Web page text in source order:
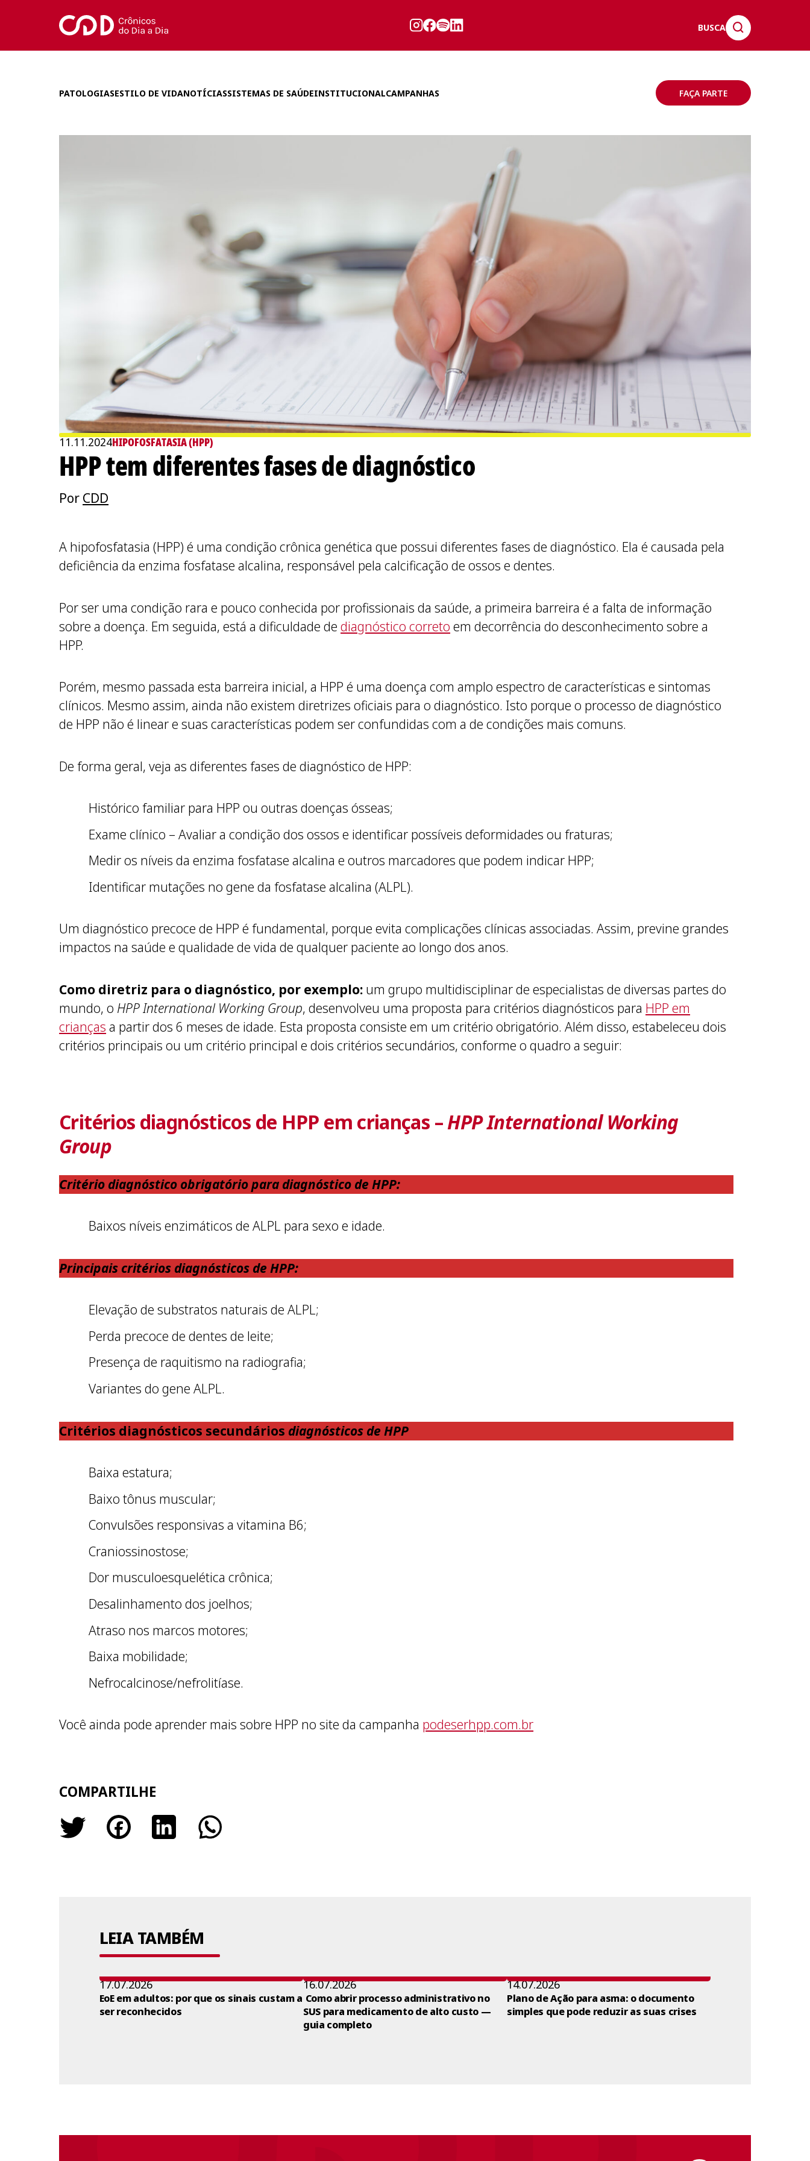
BUSCA
PATOLOGIASESTILO DE VIDANOTÍCIASSISTEMAS DE SAÚDEINSTITUCIONALCAMPANHAS FAÇA PARTE
11.11.2024HIPOFOSFATASIA (HPP)
HPP tem diferentes fases de diagnóstico
Por CDD
A hipofosfatasia (HPP) é uma condição crônica genética que possui diferentes fases de diagnóstico. Ela é causada pela
deficiência da enzima fosfatase alcalina, responsável pela calcificação de ossos e dentes.
Por ser uma condição rara e pouco conhecida por profissionais da saúde, a primeira barreira é a falta de informação
sobre a doença. Em seguida, está a dificuldade dediagnóstico correto em decorrência do desconhecimento sobre a
HPP.
Porém, mesmo passada esta barreira inicial, a HPP é uma doença com amplo espectro de características e sintomas
clínicos. Mesmo assim, ainda não existem diretrizes oficiais para o diagnóstico. Isto porque o processo de diagnóstico
de HPP não é linear e suas características podem ser confundidas com a de condições mais comuns.
De forma geral, veja as diferentes fases de diagnóstico de HPP:
Histórico familiar para HPP ou outras doenças ósseas;
Exame clínico – Avaliar a condição dos ossos e identificar possíveis deformidades ou fraturas;
Medir os níveis da enzima fosfatase alcalina e outros marcadores que podem indicar HPP;
Identificar mutações no gene da fosfatase alcalina (ALPL).
Um diagnóstico precoce de HPP é fundamental, porque evita complicações clínicas associadas. Assim, previne grandes
impactos na saúde e qualidade de vida de qualquer paciente ao longo dos anos.
Como diretriz para o diagnóstico, por exemplo: um grupo multidisciplinar de especialistas de diversas partes do
mundo, o HPP International Working Group, desenvolveu uma proposta para critérios diagnósticos para HPP em
crianças a partir dos 6 meses de idade. Esta proposta consiste em um critério obrigatório. Além disso, estabeleceu dois
critérios principais ou um critério principal e dois critérios secundários, conforme o quadro a seguir:
Critérios diagnósticos de HPP em crianças –HPP International Working
Group
Critério diagnóstico obrigatório para diagnóstico de HPP:
Baixos níveis enzimáticos de ALPL para sexo e idade.
Principais critérios diagnósticos de HPP:
Elevação de substratos naturais de ALPL;
Perda precoce de dentes de leite;
Presença de raquitismo na radiografia;
Variantes do gene ALPL.
Critérios diagnósticos secundários diagnósticos de HPP
Baixa estatura;
Baixo tônus muscular;
Convulsões responsivas a vitamina B6;
Craniossinostose;
Dor musculoesquelética crônica;
Desalinhamento dos joelhos;
Atraso nos marcos motores;
Baixa mobilidade;
Nefrocalcinose/nefrolitíase.
Você ainda pode aprender mais sobre HPP no site da campanha podeserhpp.com.br
COMPARTILHE
LEIA TAMBÉM
17.07.2026
EoE em adultos: por que os sinais custam a
ser reconhecidos
16.07.2026
Como abrir processo administrativo no
SUS para medicamento de alto custo —
guia completo
14.07.2026
Plano de Ação para asma: o documento
simples que pode reduzir as suas crises